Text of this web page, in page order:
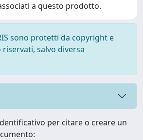
a questo prodotto.
sono protetti da copyright e
salvo diversa
per citare o creare un